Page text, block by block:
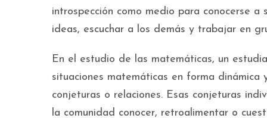
introspección como medio para conocerse
ideas, escuchar a los demás y trabajar en
En el estudio de las matemáticas, un
situaciones matemáticas en forma
conjeturas o relaciones. Esas conjeturas
la comunidad conocer, retroalimentar o